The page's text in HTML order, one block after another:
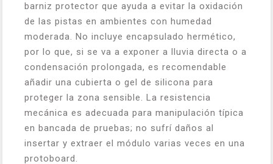
barniz protector que ayuda a evitar la oxidación
de las pistas en ambientes con humedad
moderada. No incluye encapsulado hermético,
por lo que, si se va a exponer a lluvia directa o a
condensación prolongada, es recomendable
añadir una cubierta o gel de silicona para
proteger la zona sensible. La resistencia
mecánica es adecuada para manipulación típica
en bancada de pruebas; no sufrí daños al
insertar y extraer el módulo varias veces en una
protoboard.